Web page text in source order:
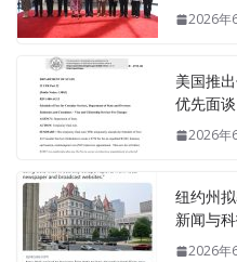
2026年
美国推
优先面谈
2026年
纽约州
新闻与
2026年